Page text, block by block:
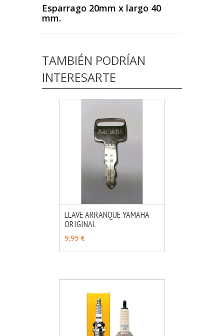
Esparrago 20mm x largo 40
mm.
TAMBIÉN PODRÍAN
INTERESARTE
VER OPCIONES
LLAVE ARRANQUE YAMAHA
ORIGINAL
9,95 €